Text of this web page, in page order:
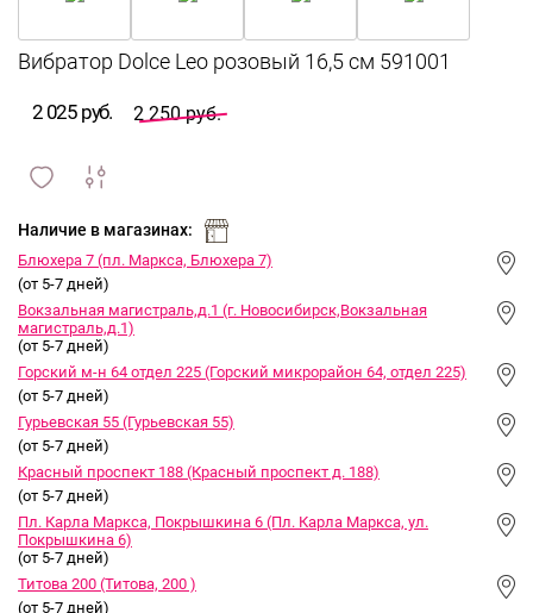
2 025 руб. 2 250 руб.
и
Наличие в магазинах:
Блюхера 7 (пл. Маркса, Блюхера 7)
(от 5-7 дней)
Вокзальная магистраль,д.1 (г. Новосибирск,Вокзальная
магистраль,д.1)
(от 5-7 дней)
Горский м-н 64 отдел 225 (Горский микрорайон 64, отдел 225)
(от 5-7 дней)
Гурьевская 55 (Гурьевская 55)
(от 5-7 дней)
Красный проспект 188 (Красный проспект д. 188)
(от 5-7 дней)
Пл. Карла Маркса, Покрышкина 6 (Пл. Карла Маркса, ул.
Покрышкина 6)
(от 5-7 дней)
Титова 200 (Титова, 200 )
(от 5-7 дней)